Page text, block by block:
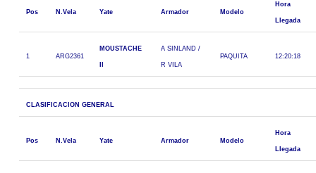
Pos N.Vela Yate Armador Modelo
Hora
Llegada
1 ARG2361
MOUSTACHE A SINLAND /
R VILA
PAQUITA 12:20:18
CLASIFICACION GENERAL
Pos N.Vela Yate Armador Modelo
Hora
Llegada